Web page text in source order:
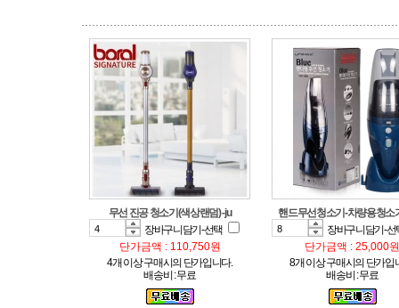
무선 진공 청소기(색상랜덤) -ju
장바구니담기-선택
단가금액 : 110,750원
4개 이상 구매시의 단가입니다.
배송비 : 무료
핸드무선청소기-차량용청소
장바구니담기-
단가금액 : 25,000원
8개 이상 구매시의 단가입
배송비 : 무료